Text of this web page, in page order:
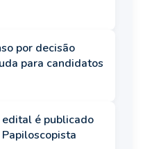
por decisão
para candidatos
edital é publicado